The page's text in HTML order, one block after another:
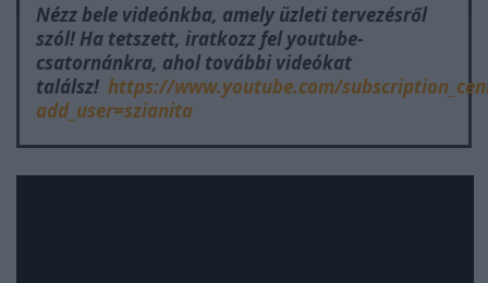
Nézz bele videónkba, amely üzleti tervezésről
szól! Ha tetszett, iratkozz fel youtube-
csatornánkra, ahol további videókat
találsz! https://www.youtube.com/
add_user=szianita